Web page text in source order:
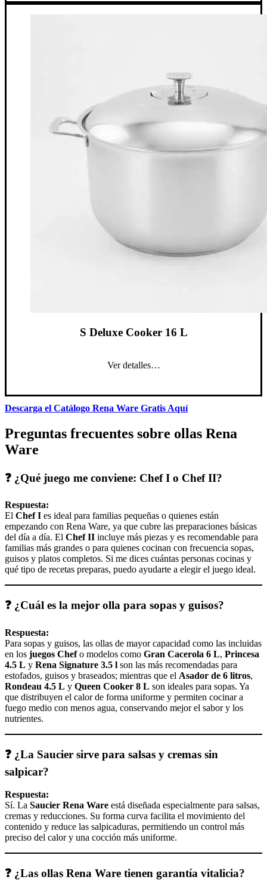
S Deluxe Cooker 16 L
Ver detalles…
Descarga el Catálogo Rena Ware Gratis Aquí
Preguntas frecuentes sobre ollas Rena
Ware
❓ ¿Qué juego me conviene: Chef I o Chef II?
Respuesta:
El Chef I es ideal para familias pequeñas o quienes están
empezando con Rena Ware, ya que cubre las preparaciones básicas
del día a día. El Chef II incluye más piezas y es recomendable para
familias más grandes o para quienes cocinan con frecuencia sopas,
guisos y platos completos. Si me dices cuántas personas cocinas y
qué tipo de recetas preparas, puedo ayudarte a elegir el juego ideal.
❓ ¿Cuál es la mejor olla para sopas y guisos?
Respuesta:
Para sopas y guisos, las ollas de mayor capacidad como las incluidas
en los juegos Chefo modelos como Gran Cacerola 6 L, Princesa
4.5 L y Rena Signature 3.5 l son las más recomendadas para
estofados, guisos y braseados; mientras que el Asador de 6 litros,
Rondeau 4.5 L y Queen Cooker 8 L son ideales para sopas. Ya
que distribuyen el calor de forma uniforme y permiten cocinar a
fuego medio con menos agua, conservando mejor el sabor y los
nutrientes.
❓ ¿La Saucier sirve para salsas y cremas sin
salpicar?
Respuesta:
Sí. La Saucier Rena Ware está diseñada especialmente para salsas,
cremas y reducciones. Su forma curva facilita el movimiento del
contenido y reduce las salpicaduras, permitiendo un control más
preciso del calor y una cocción más uniforme.
❓ ¿Las ollas Rena Ware tienen garantía vitalicia?